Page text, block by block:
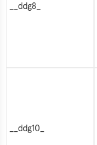
__ddg8_
__ddg10_